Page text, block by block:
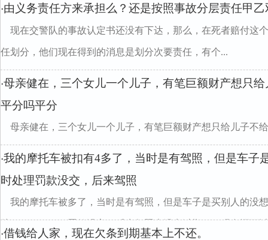
·由义务责任方来承担么？还是按照事故分层责任甲
现在交警队的事故认定书还没有下达，那么，在死者赔付这
任划分，他们现在得到的消息是划分次要责任，有个...
·母亲健在，三个女儿一个儿子，有笔巨额财产想只
平分吗平分
母亲健在，三个女儿一个儿子，有笔巨额财产想只给儿子不
divclass="w990mamt20
·我的摩托车被扣有4多了，当时是有驾照，但是车子
时处理罚款没交，后来驾照
我的摩托车被多了，当时是有驾照，但是车子是买别人的没
处"20887612l"""罚款没交，后来驾照也没申过期了，现在还可
·借钱给人家，现在欠条到期基本上不还。